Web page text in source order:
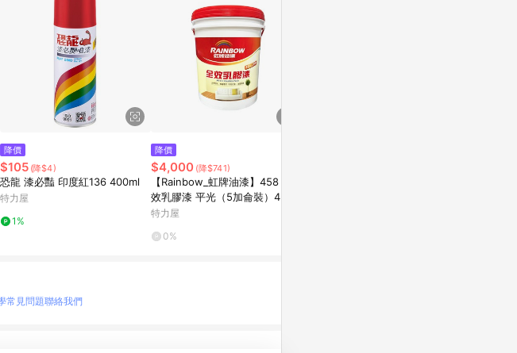
降價
$105 (降$4)
恐龍 漆必豔 印度紅136 400ml
特力屋
1%
降價
$4,000 (降$741)
【Rainbow_虹牌油漆】458 全
效乳膠漆 平光（5加侖裝）4253
豪灰
特力屋
0%
常見問題聯絡我們